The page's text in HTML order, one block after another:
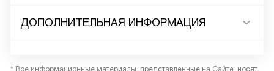
ДОПОЛНИТЕЛЬНАЯ ИНФОРМАЦИЯ
* Все информационные материалы, представленные на Сайте, носят